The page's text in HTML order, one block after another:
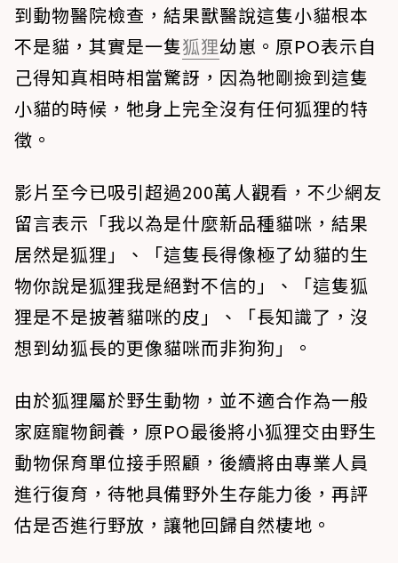
到動物醫院檢查，結果獸醫說這隻小貓根本
不是貓，其實是一隻狐狸幼崽。原PO表示自
己得知真相時相當驚訝，因為牠剛撿到這隻
小貓的時候，牠身上完全沒有任何狐狸的特
徵。
影片至今已吸引超過200萬人觀看，不少網友
留言表示「我以為是什麼新品種貓咪，結果
居然是狐狸」、「這隻長得像極了幼貓的生
物你說是狐狸我是絕對不信的」、「這隻狐
狸是不是披著貓咪的皮」、「長知識了，沒
想到幼狐長的更像貓咪而非狗狗」。
由於狐狸屬於野生動物，並不適合作為一般
家庭寵物飼養，原PO最後將小狐狸交由野生
動物保育單位接手照顧，後續將由專業人員
進行復育，待牠具備野外生存能力後，再評
估是否進行野放，讓牠回歸自然棲地。